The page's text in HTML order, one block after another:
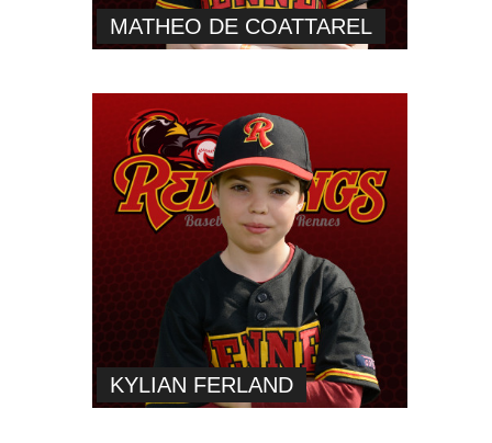
MATHEO DE COATTAREL
KYLIAN FERLAND